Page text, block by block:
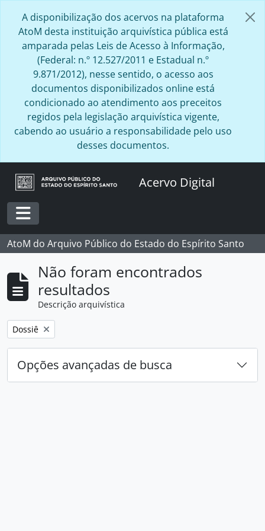
A disponibilização dos acervos na plataforma
AtoM desta instituição arquivística pública está
amparada pelas Leis de Acesso à Informação,
(Federal: n.º 12.527/2011 e Estadual n.º
9.871/2012), nesse sentido, o acesso aos
documentos disponibilizados online está
condicionado ao atendimento aos preceitos
regidos pela legislação arquivística vigente,
cabendo ao usuário a responsabilidade pelo uso
desses documentos.
Acervo Digital
Toggle navigation
AtoM do Arquivo Público do Estado do Espírito Santo
Não foram encontrados
resultados
Descrição arquivística
Remover filtro:
Dossiê
Opções avançadas de busca